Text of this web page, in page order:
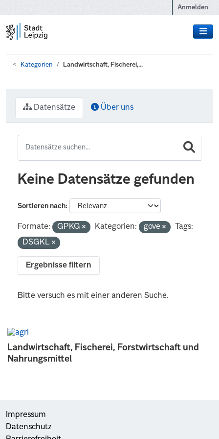
Anmelden
Kategorien Landwirtschaft, Fischerei,...
Landwirtschaft, Fischerei, Forstwirtschaft und
Nahrungsmittel
Datensätze Über uns
Keine Datensätze gefunden
Sortieren nach
Formate: GPKG Kategorien: gove
Tags:
DSGKL
Ergebnisse filtern
Bitte versuch es mit einer anderen Suche.
Impressum
Datenschutz